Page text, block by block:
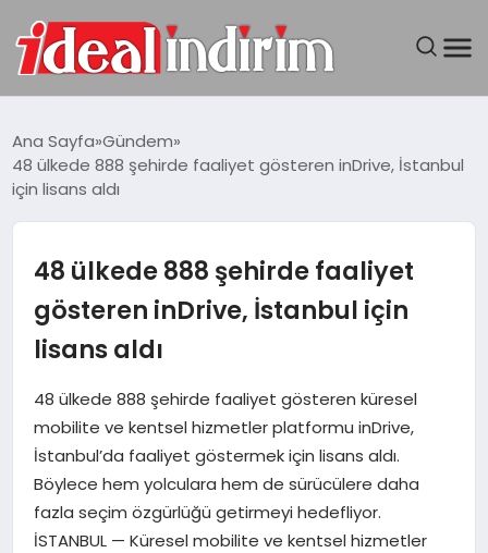
BILGISAYAR
TEKNOLOJI
YAŞAM
Ana Sayfa Gündem
48 ülkede 888 şehirde faaliyet gösteren inDrive, İstanbul
için lisans aldı
48 ülkede 888 şehirde faaliyet
gösteren inDrive, İstanbul için
lisans aldı
48 ülkede 888 şehirde faaliyet gösteren küresel
mobilite ve kentsel hizmetler platformu inDrive,
İstanbul’da faaliyet göstermek için lisans aldı.
Böylece hem yolculara hem de sürücülere daha
fazla seçim özgürlüğü getirmeyi hedefliyor.
İSTANBUL — Küresel mobilite ve kentsel hizmetler